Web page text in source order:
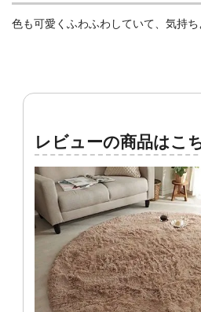
色も可愛くふわふわしていて、気持
レビューの商品はこ